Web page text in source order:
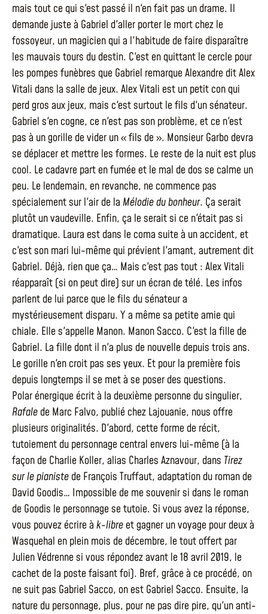
mais tout ce qui s'est passé il n'en fait pas un drame. Il
demande juste à Gabriel d'aller porter le mort chez le
fossoyeur, un magicien qui a l'habitude de faire disparaître
les mauvais tours du destin. C'est en quittant le cercle pour
les pompes funèbres que Gabriel remarque Alexandre dit Alex
Vitali dans la salle de jeux. Alex Vitali est un petit con qui
perd gros aux jeux, mais c'est surtout le fils d'un sénateur.
Gabriel s'en cogne, ce n'est pas son problème, et ce n'est
pas à un gorille de vider un « fils de ». Monsieur Garbo devra
se déplacer et mettre les formes. Le reste de la nuit est plus
cool. Le cadavre part en fumée et le mal de dos se calme un
peu. Le lendemain, en revanche, ne commence pas
spécialement sur l'air de la Mélodie du bonheur. Ça serait
plutôt un vaudeville. Enfin, ça le serait si ce n'était pas si
dramatique. Laura est dans le coma suite à un accident, et
c'est son mari lui-même qui prévient l'amant, autrement dit
Gabriel. Déjà, rien que ça… Mais c'est pas tout : Alex Vitali
réapparaît (si on peut dire) sur un écran de télé. Les infos
parlent de lui parce que le fils du sénateur a
mystérieusement disparu. Y a même sa petite amie qui
chiale. Elle s'appelle Manon. Manon Sacco. C'est la fille de
Gabriel. La fille dont il n'a plus de nouvelle depuis trois ans.
Le gorille n'en croit pas ses yeux. Et pour la première fois
depuis longtemps il se met à se poser des questions.
Polar énergique écrit à la deuxième personne du singulier,
Rafale de Marc Falvo, publié chez Lajouanie, nous offre
plusieurs originalités. D'abord, cette forme de récit,
tutoiement du personnage central envers lui-même (à la
façon de Charlie Koller, alias Charles Aznavour, dans Tirez
sur le pianiste de François Truffaut, adaptation du roman de
David Goodis… Impossible de me souvenir si dans le roman
de Goodis le personnage se tutoie. Si vous avez la réponse,
vous pouvez écrire à k-libre et gagner un voyage pour deux à
Wasquehal en plein mois de décembre, le tout offert par
Julien Védrenne si vous répondez avant le 18 avril 2019, le
cachet de la poste faisant foi). Bref, grâce à ce procédé, on
ne suit pas Gabriel Sacco, on est Gabriel Sacco. Ensuite, la
nature du personnage, plus, pour ne pas dire pire, qu'un anti-